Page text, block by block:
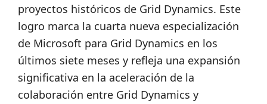
proyectos históricos de Grid Dynamics. Este
logro marca la cuarta nueva especialización
de Microsoft para Grid Dynamics en los
últimos siete meses y refleja una expansión
significativa en la aceleración de la
colaboración entre Grid Dynamics y